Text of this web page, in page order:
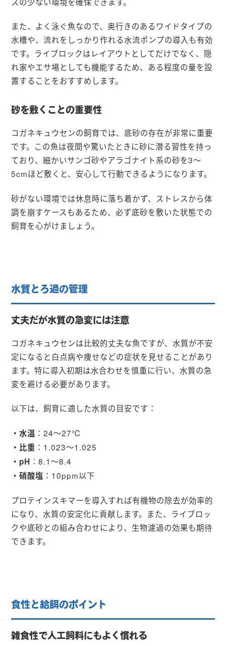
また、よく泳ぐ魚なので、奥行きのあるワイドタイプの
水槽や、流れをしっかり作れる水流ポンプの導入も有効
です。ライブロックはレイアウトとしてだけでなく、隠
れ家やエサ場としても機能するため、ある程度の量を設
置することをおすすめします。
砂を敷くことの重要性
コガネキュウセンの飼育では、底砂の存在が非常に重要
です。この魚は夜間や驚いたときに砂に潜る習性を持っ
ており、細かいサンゴ砂やアラゴナイト系の砂を3〜
5cmほど敷くと、安心して行動できるようになります。
砂がない環境では休息時に落ち着かず、ストレスから体
調を崩すケースもあるため、必ず底砂を敷いた状態での
飼育を心がけましょう。
水質とろ過の管理
丈夫だが水質の急変には注意
コガネキュウセンは比較的丈夫な魚ですが、水質が不安
定になると白点病や痩せなどの症状を見せることがあり
ます。特に導入初期は水合わせを慎重に行い、水質の急
変を避ける必要があります。
以下は、飼育に適した水質の目安です：
・水温 ：24〜27℃
・比重 ：1.023〜1.025
・pH ：8.1〜8.4
・硝酸塩 ：10ppm以下
プロテインスキマーを導入すれば有機物の除去が効率的
になり、水質の安定化に貢献します。また、ライブロッ
クや底砂との組み合わせにより、生物濾過の効果も期待
できます。
食性と給餌のポイント
雑食性で人工飼料にもよく慣れる